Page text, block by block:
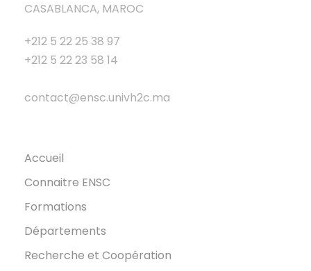
CASABLANCA, MAROC
+212 5 22 25 38 97
+212 5 22 23 58 14
contact@ensc.univh2c.ma
Accueil
Connaitre ENSC
Formations
Départements
Recherche et Coopération